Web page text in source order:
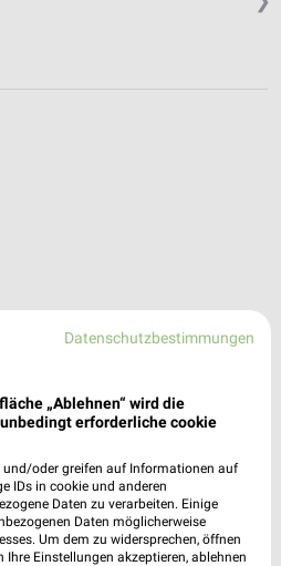
Angebote in Reutlingen
Datenschutzbestimmungen
„Ablehnen“ wird die
erforderliche cookie
und/oder greifen auf Informationen auf
IDs in cookie und anderen
Daten zu verarbeiten. Einige
Daten möglicherweise
Um dem zu widersprechen, öffnen
Ihre Einstellungen akzeptieren, ablehnen